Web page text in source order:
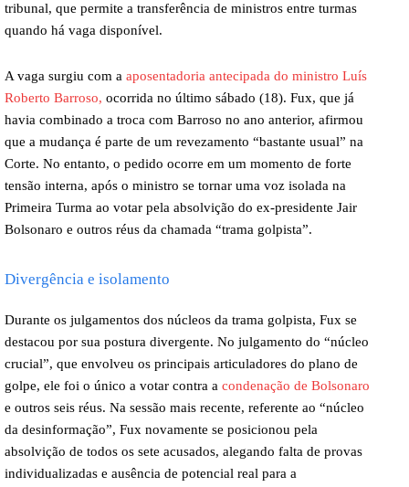
tribunal, que permite a transferência de ministros entre turmas
quando há vaga disponível.
A vaga surgiu com a aposentadoria antecipada do ministro Luís
Roberto Barroso, ocorrida no último sábado (18). Fux, que já
havia combinado a troca com Barroso no ano anterior, afirmou
que a mudança é parte de um revezamento “bastante usual” na
Corte. No entanto, o pedido ocorre em um momento de forte
tensão interna, após o ministro se tornar uma voz isolada na
Primeira Turma ao votar pela absolvição do ex-presidente Jair
Bolsonaro e outros réus da chamada “trama golpista”.
Divergência e isolamento
Durante os julgamentos dos núcleos da trama golpista, Fux se
destacou por sua postura divergente. No julgamento do “núcleo
crucial”, que envolveu os principais articuladores do plano de
golpe, ele foi o único a votar contra a condenação de Bolsonaro
e outros seis réus. Na sessão mais recente, referente ao “núcleo
da desinformação”, Fux novamente se posicionou pela
absolvição de todos os sete acusados, alegando falta de provas
individualizadas e ausência de potencial real para a